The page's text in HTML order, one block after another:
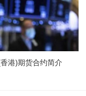
港)期货合约简介